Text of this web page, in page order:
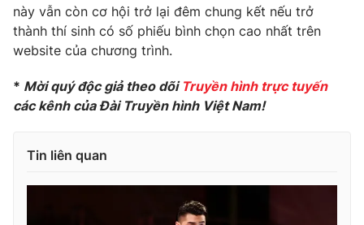
Ðiện thoại Thời báo VTV:024.66 897 897
Email: toasoan@vtv.vn
Liên hệ quảng cáo:024-7300.7108
này vẫn còn cơ hội trở lại đêm chung kết nếu trở
thành thí sinh có số phiếu bình chọn cao nhất trên
website của chương trình.
* Mời quý độc giả theo dõi Truyền hình trực tuyến
các kênh của Đài Truyền hình Việt Nam!
Tin liên quan